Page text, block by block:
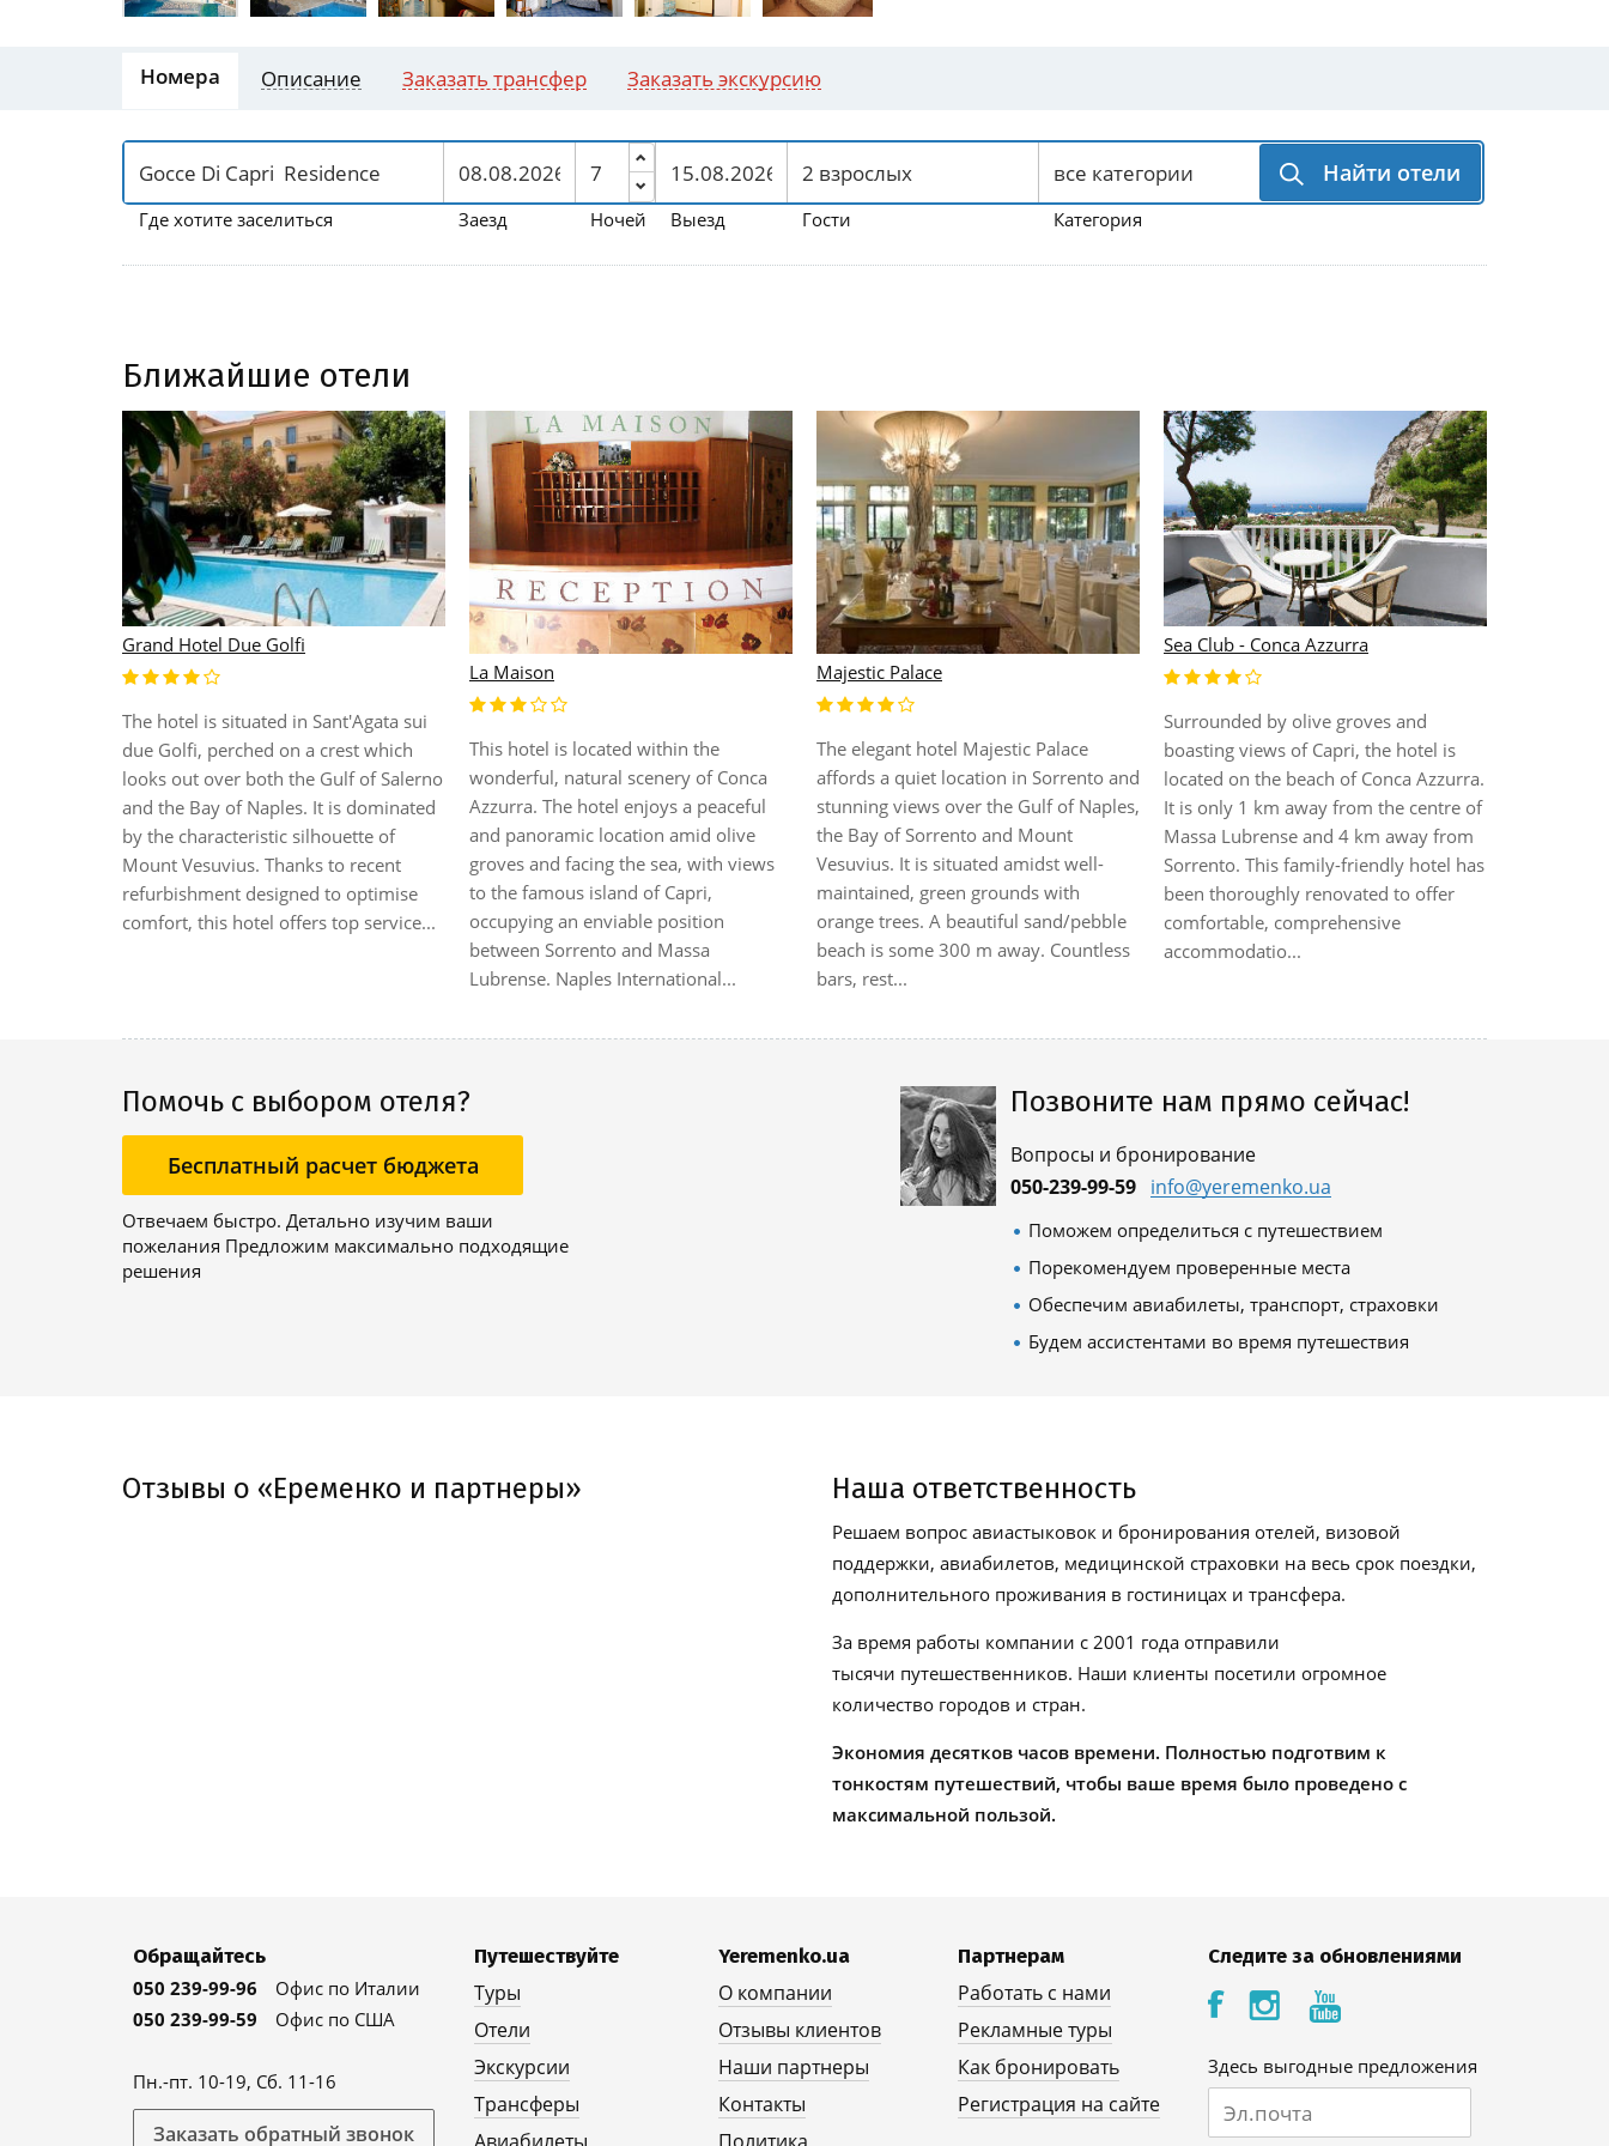
Номера Описание Заказать трансфер Заказать экскурсию
Найти отели
Где хотите заселиться Заезд Ночей Выезд Гости Категория
Ближайшие отели
Grand Hotel Due Golfi
The hotel is situated in Sant'Agata sui
due Golfi, perched on a crest which
looks out over both the Gulf of Salerno
and the Bay of Naples. It is dominated
by the characteristic silhouette of
Mount Vesuvius. Thanks to recent
refurbishment designed to optimise
comfort, this hotel offers top service...
La Maison
This hotel is located within the
wonderful, natural scenery of Conca
Azzurra. The hotel enjoys a peaceful
and panoramic location amid olive
groves and facing the sea, with views
to the famous island of Capri,
occupying an enviable position
between Sorrento and Massa
Lubrense. Naples International...
Majestic Palace
The elegant hotel Majestic Palace
affords a quiet location in Sorrento and
stunning views over the Gulf of Naples,
the Bay of Sorrento and Mount
Vesuvius. It is situated amidst well-
maintained, green grounds with
orange trees. A beautiful sand/pebble
beach is some 300 m away. Countless
bars, rest...
Sea Club - Conca Azzurra
Surrounded by olive groves and
boasting views of Capri, the hotel is
located on the beach of Conca Azzurra.
It is only 1 km away from the centre of
Massa Lubrense and 4 km away from
Sorrento. This family-friendly hotel has
been thoroughly renovated to offer
comfortable, comprehensive
accommodatio...
Помочь с выбором отеля?
Бесплатный расчет бюджета
Отвечаем быстро. Детально изучим ваши
пожелания Предложим максимально подходящие
решения
Позвоните нам прямо сейчас!
Вопросы и бронирование
050-239-99-59 info@yeremenko.ua
Поможем определиться с путешествием
Порекомендуем проверенные места
Обеспечим авиабилеты, транспорт, страховки
Будем ассистентами во время путешествия
Отзывы о «Еременко и партнеры» Наша ответственность
Решаем вопрос авиастыковок и бронирования отелей, визовой
поддержки, авиабилетов, медицинской страховки на весь срок поездки,
дополнительного проживания в гостиницах и трансфера.
За время работы компании с 2001 года отправили
тысячи путешественников. Наши клиенты посетили огромное
количество городов и стран.
Экономия десятков часов времени. Полностью подготвим к
тонкостям путешествий, чтобы ваше время было проведено с
максимальной пользой.
Обращайтесь
050 239-99-96
Офис по Италии
050 239-99-59
Офис по США
Пн.-пт. 10-19, Сб. 11-16
Заказать обратный звонок
Путешествуйте
Туры
Отели
Экскурсии
Трансферы
Yeremenko.ua
О компании
Отзывы клиентов
Наши партнеры
Контакты
Партнерам
Работать с нами
Рекламные туры
Как бронировать
Регистрация на сайте
Следите за обновлениями
Здесь выгодные предложения